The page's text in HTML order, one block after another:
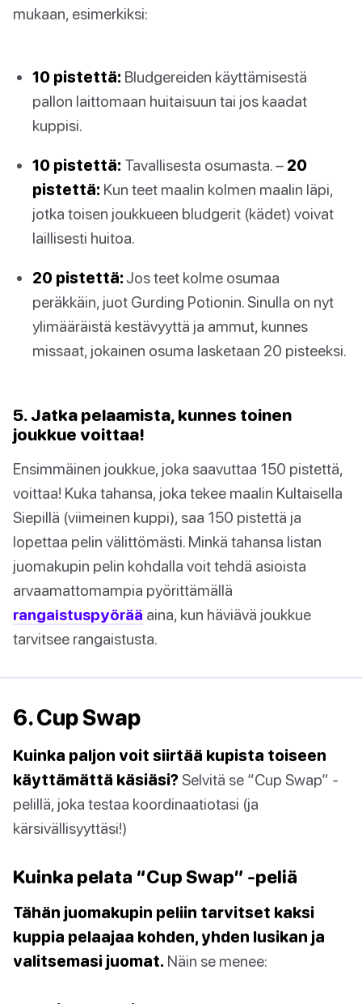
mukaan, esimerkiksi:
10 pistettä: Bludgereiden käyttämisestä
pallon laittomaan huitaisuun tai jos kaadat
kuppisi.
10 pistettä: Tavallisesta osumasta. – 20
pistettä: Kun teet maalin kolmen maalin läpi,
jotka toisen joukkueen bludgerit (kädet) voivat
laillisesti huitoa.
20 pistettä: Jos teet kolme osumaa
peräkkäin, juot Gurding Potionin. Sinulla on nyt
ylimääräistä kestävyyttä ja ammut, kunnes
missaat, jokainen osuma lasketaan 20 pisteeksi.
5. Jatka pelaamista, kunnes toinen
joukkue voittaa!
Ensimmäinen joukkue, joka saavuttaa 150 pistettä,
voittaa! Kuka tahansa, joka tekee maalin Kultaisella
Siepillä (viimeinen kuppi), saa 150 pistettä ja
lopettaa pelin välittömästi. Minkä tahansa listan
juomakupin pelin kohdalla voit tehdä asioista
arvaamattomampia pyörittämällä
rangaistuspyörää aina, kun häviävä joukkue
tarvitsee rangaistusta.
6. Cup Swap
Kuinka paljon voit siirtää kupista toiseen
käyttämättä käsiäsi? Selvitä se “Cup Swap” -
pelillä, joka testaa koordinaatiotasi (ja
kärsivällisyyttäsi!)
Kuinka pelata “Cup Swap” -peliä
Tähän juomakupin peliin tarvitset kaksi
kuppia pelaajaa kohden, yhden lusikan ja
valitsemasi juomat. Näin se menee: